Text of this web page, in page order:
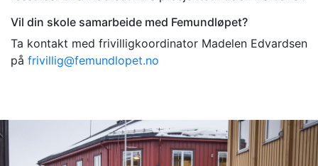
Vil din skole samarbeide med Femundløpet?
Ta kontakt med frivilligkoordinator Madelen Edvardsen
på frivillig@femundlopet.no